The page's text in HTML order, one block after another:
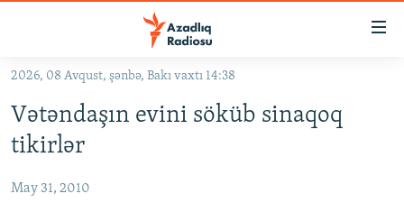
Əsas
qayıt
Əsas
qayıt
#ƏSLINDƏ
2026, 08 Avqust, şənbə, Bakı vaxtı 14:38
Vətəndaşın evini söküb sinaqoq
tikirlər
May 31, 2010